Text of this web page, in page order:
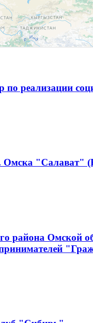
по реализации
Омска "Салават"
района Омской